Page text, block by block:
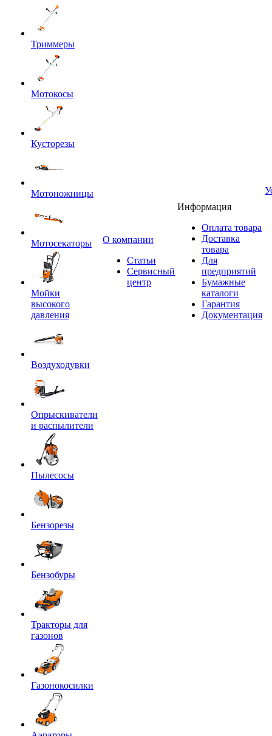
Триммеры
Мотокосы
Кусторезы
Мотоножницы
Мотосекаторы
Мойки
высокого
давления
Воздуходувки
Опрыскиватели
и распылители
Пылесосы
Бензорезы
Бензобуры
Тракторы для
газонов
Газонокосилки
O компании
Статьи
Сервисный
центр
Информация
Оплата товара
Доставка
товара
Для
предприятий
Бумажные
каталоги
Гарантия
Документация